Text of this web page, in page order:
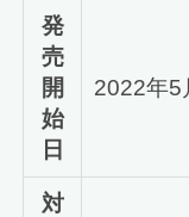
発
売
開
始
日
2022年5
対